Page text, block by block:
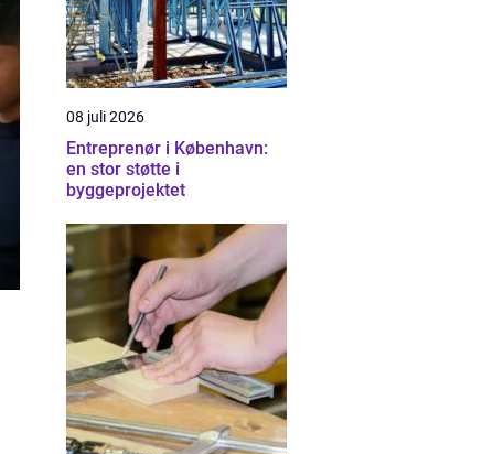
08 juli 2026
Entreprenør i København:
en stor støtte i
byggeprojektet